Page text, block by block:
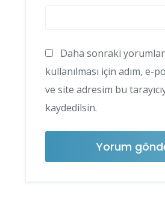
Daha sonraki
kullanılması için adım, e-
ve site adresim bu
kaydedilsin.